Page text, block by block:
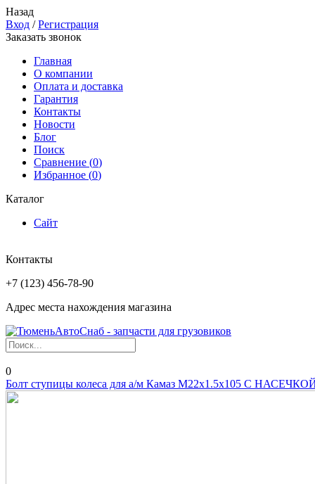
Назад
Вход /Регистрация
Заказать звонок
Главная
О компании
Оплата и доставка
Гарантия
Контакты
Новости
Блог
Поиск
Сравнение (0)
Избранное (0)
Каталог
Сайт
Контакты
+7 (123) 456-78-90
Адрес места нахождения магазина
0
Болт ступицы колеса для а/м Камаз М22х1.5х105 С